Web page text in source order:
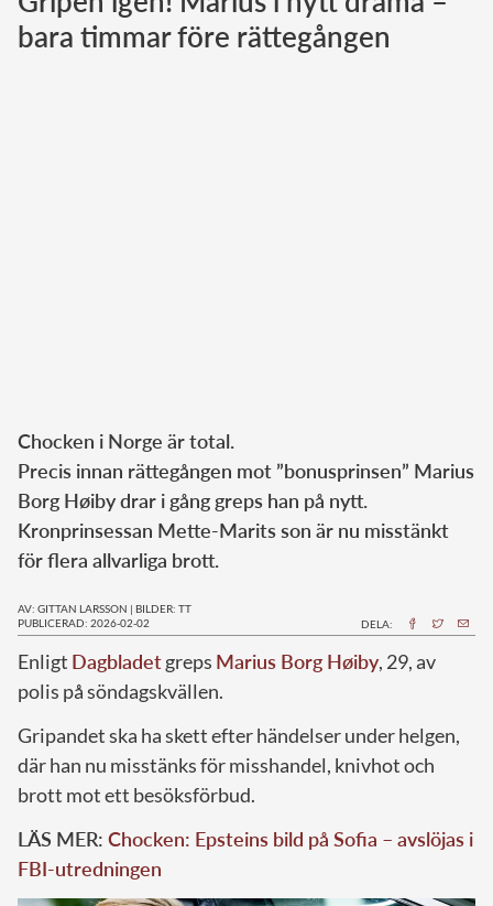
Norska kungahuset
bara timmar före rättegången
Chocken i Norge är total.
Precis innan rättegången mot ”bonusprinsen” Marius
Borg Høiby drar i gång greps han på nytt.
Kronprinsessan Mette-Marits son är nu misstänkt
för flera allvarliga brott.
AV: GITTAN LARSSON | BILDER: TT
PUBLICERAD: 2026-02-02
DELA:
Enligt Dagbladetgreps Marius Borg Høiby, 29, av
polis på söndagskvällen.
Gripandet ska ha skett efter händelser under helgen,
där han nu misstänks för misshandel, knivhot och
brott mot ett besöksförbud.
LÄS MER: Chocken: Epsteins bild på Sofia – avslöjas i
FBI-utredningen